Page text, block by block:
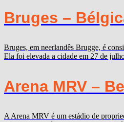
Bruges –
Bruges, em neerlandês Brugge, é
Ela foi elevada a cidade em 27 de
Arena MRV –
A Arena MRV é um estádio de